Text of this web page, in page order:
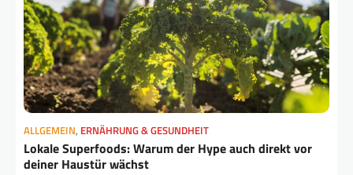
ALLGEMEIN, ERNÄHRUNG & GESUNDHEIT
Lokale Superfoods: Warum der Hype auch direkt vor
deiner Haustür wächst